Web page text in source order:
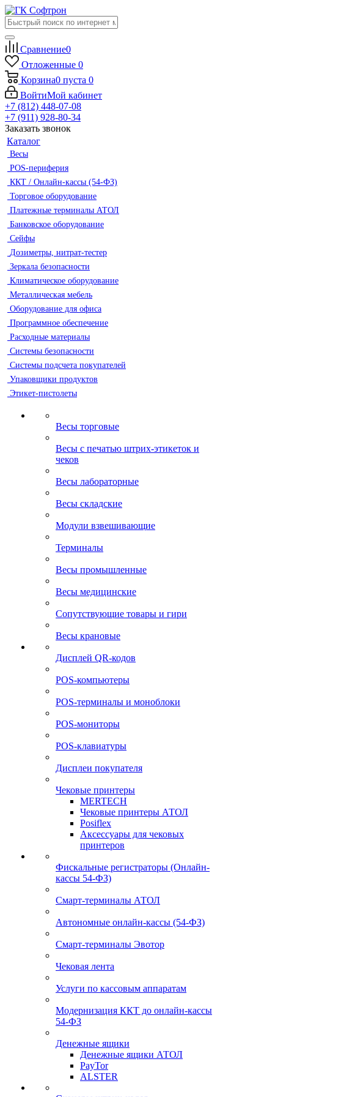
Сравнение0
Отложенные 0
Корзина0 пуста 0
ВойтиМой кабинет
+7 (812) 448-07-08
+7 (911) 928-80-34
Заказать звонок
Каталог
Весы
POS-периферия
ККТ / Онлайн-кассы (54-ФЗ)
Торговое оборудование
Платежные терминалы АТОЛ
Банковское оборудование
Сейфы
Дозиметры, нитрат-тестер
Зеркала безопасности
Климатическое оборудование
Металлическая мебель
Оборудование для офиса
Программное обеспечение
Расходные материалы
Системы безопасности
Системы подсчета покупателей
Упаковщики продуктов
Этикет-пистолеты
Весы торговые
Весы с печатью штрих-этикеток и
чеков
Весы лабораторные
Весы складские
Модули взвешивающие
Терминалы
Весы промышленные
Весы медицинские
Сопутствующие товары и гири
Весы крановые
Дисплей QR-кодов
POS-компьютеры
POS-терминалы и моноблоки
POS-мониторы
POS-клавиатуры
Дисплеи покупателя
Чековые принтеры
MERTECH
Чековые принтеры АТОЛ
Posiflex
Аксессуары для чековых
принтеров
Фискальные регистраторы (Онлайн-
кассы 54-ФЗ)
Смарт-терминалы АТОЛ
Автономные онлайн-кассы (54-ФЗ)
Смарт-терминалы Эвотор
Чековая лента
Услуги по кассовым аппаратам
Модернизация ККТ до онлайн-кассы
54-ФЗ
Денежные ящики
Денежные ящики АТОЛ
PayTor
ALSTER